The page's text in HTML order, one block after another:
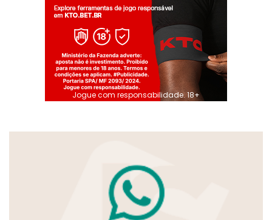
Jogue com responsabilidade. 18+